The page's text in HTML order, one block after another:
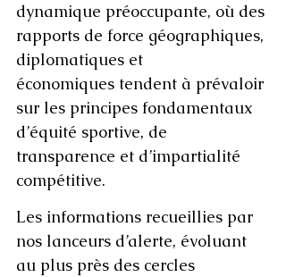
dynamique préoccupante, où des
rapports de force géographiques,
diplomatiques et
économiques tendent à prévaloir
sur les principes fondamentaux
d’équité sportive, de
transparence et d’impartialité
compétitive.
Les informations recueillies par
nos lanceurs d’alerte, évoluant
au plus près des cercles